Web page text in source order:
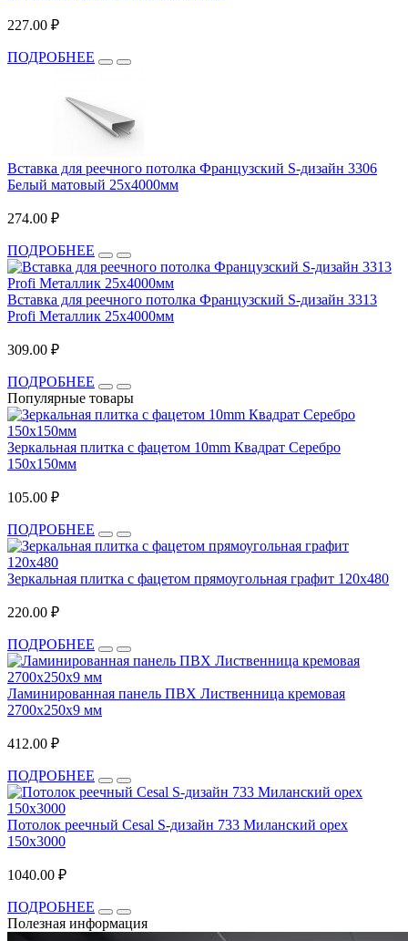
227.00 ₽
ПОДРОБНЕЕ
Вставка для реечного потолка Французский S-дизайн 3306
Белый матовый 25х4000мм
274.00 ₽
ПОДРОБНЕЕ
Вставка для реечного потолка Французский S-дизайн 3313
Profi Металлик 25х4000мм
309.00 ₽
ПОДРОБНЕЕ
Популярные товары
Зеркальная плитка с фацетом 10mm Квадрат Серебро
150х150мм
105.00 ₽
ПОДРОБНЕЕ
Зеркальная плитка с фацетом прямоугольная графит 120х480
220.00 ₽
ПОДРОБНЕЕ
Ламинированная панель ПВХ Лиственница кремовая
2700x250x9 мм
412.00 ₽
ПОДРОБНЕЕ
Потолок реечный Cesal S-дизайн 733 Миланский орех
150х3000
1040.00 ₽
ПОДРОБНЕЕ
Полезная информация